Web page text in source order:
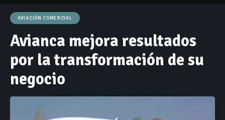
AVIACIÓN COMERCIAL
Avianca mejora resultados
por la transformación de su
negocio